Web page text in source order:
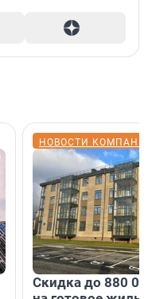
НОВОСТИ
Скидка до 880